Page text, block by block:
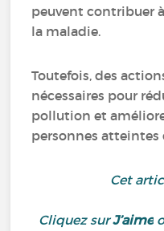
peuvent contribuer
la maladie.
Toutefois, des
nécessaires pour
pollution et
personnes atteintes
Cet
Cliquez surJ’aime